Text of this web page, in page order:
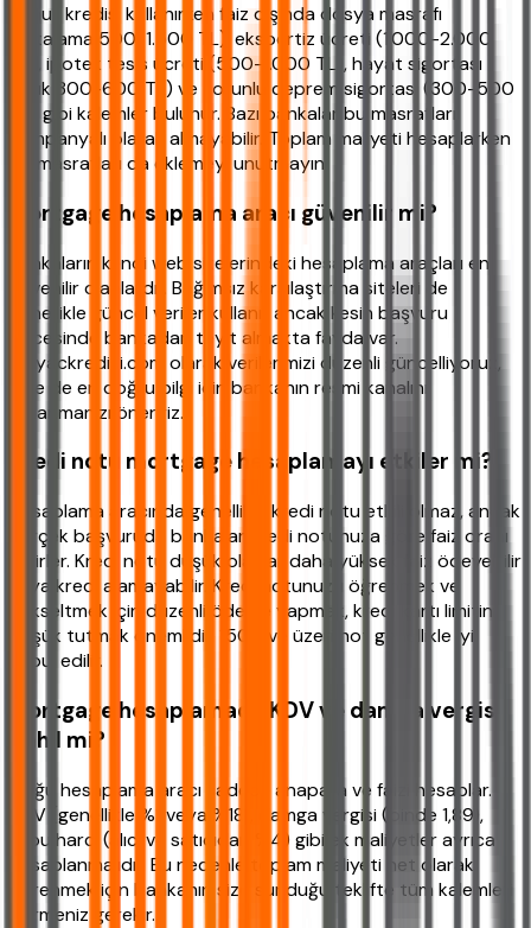
Konut kredisi kullanırken faiz dışında dosya masrafı
(ortalama 500-1.500 TL), ekspertiz ücreti (1.000-2.000
TL), ipotek tesis ücreti (500-1.000 TL), hayat sigortası
(yıllık 300-600 TL) ve zorunlu deprem sigortası (300-500
TL) gibi kalemler bulunur. Bazı bankalar bu masrafları
kampanyalı olarak almayabilir. Toplam maliyeti hesaplarken
bu masrafları da eklemeyi unutmayın.
Mortgage hesaplama aracı güvenilir mi?
Bankaların kendi web sitelerindeki hesaplama araçları en
güvenilir olanlardır. Bağımsız karşılaştırma siteleri de
genellikle güncel veriler kullanır ancak kesin başvuru
öncesinde bankadan teyit almakta fayda var.
ihtiyackredisi.com olarak verilerimizi düzenli güncelliyoruz,
yine de en doğru bilgi için bankanın resmi kanalını
kullanmanızı öneririz.
Kredi notu mortgage hesaplamayı etkiler mi?
Hesaplama aracında genellikle kredi notu etkili olmaz, ancak
gerçek başvuruda bankalar kredi notunuza göre faiz oranı
belirler. Kredi notu düşük olanlar daha yüksek faiz ödeyebilir
veya kredi alamayabilir. Kredi notunuzu öğrenmek ve
yükseltmek için düzenli ödeme yapmak, kredi kartı limitini
düşük tutmak önemlidir. 1500 ve üzeri not genellikle iyi
kabul edilir.
Mortgage hesaplamada KDV ve damga vergisi
dahil mi?
Çoğu hesaplama aracı sadece anapara ve faizi hesaplar.
KDV (genellikle %1 veya %18), damga vergisi (binde 1,89),
tapu harcı (alıcı ve satıcıdan %4) gibi ek maliyetler ayrıca
hesaplanmalıdır. Bu nedenle toplam maliyeti net olarak
öğrenmek için bankanın size sunduğu teklifte tüm kalemleri
görmeniz gerekir.